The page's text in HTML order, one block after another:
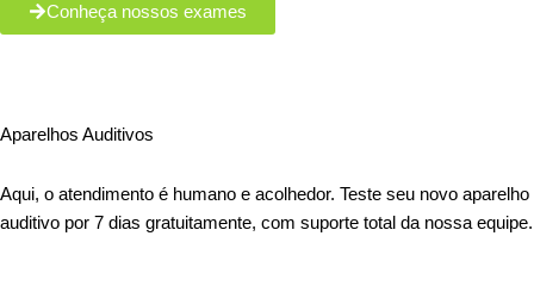
Conheça nossos exames
Aparelhos Auditivos
Aqui, o atendimento é humano e acolhedor. Teste seu novo aparelho
auditivo por 7 dias gratuitamente, com suporte total da nossa equipe.